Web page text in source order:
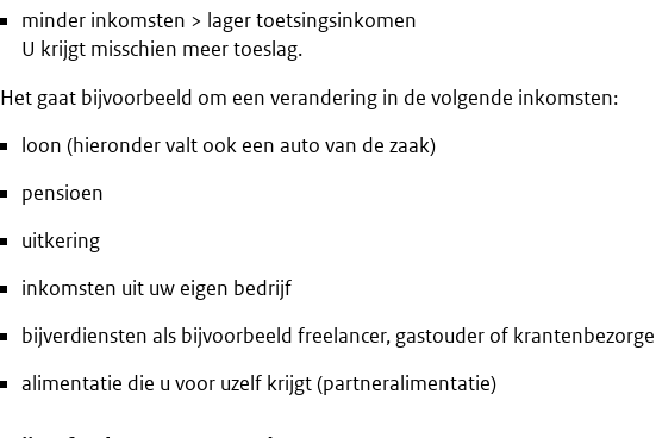
minder inkomsten > lager toetsingsinkomen
U krijgt misschien meer toeslag.
Het gaat bijvoorbeeld om een verandering in de volgende inkomsten:
loon (hieronder valt ook een auto van de zaak)
pensioen
uitkering
inkomsten uit uw eigen bedrijf
bijverdiensten als bijvoorbeeld freelancer, gastouder of
alimentatie die u voor uzelf krijgt (partneralimentatie)